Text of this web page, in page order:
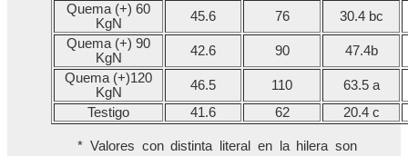
Quema (+) 60
KgN
45.6 76
30.4 bc
Quema (+) 90
KgN
42.6 90
47.4b
Quema (+)120
KgN
46.5 110
63.5 a
Testigo
41.6 62 20.4 c
* Valores con distinta literal en la hilera son